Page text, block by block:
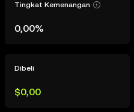
Tingkat Kemenangan
0,00%
Dibeli
$0,00